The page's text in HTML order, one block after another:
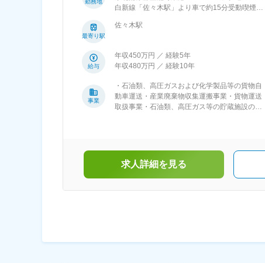
勤務地
白新線「佐々木駅」より車で約15分受動喫煙対
最寄り駅
佐々木駅
給与
年収450万円 ／ 経験5年
年収480万円 ／ 経験10年
事業
・石油類、高圧ガスおよび化学製品等の貨物自
動車運送・産業廃棄物収集運搬事業・貨物運送
取扱事業・石油類、高圧ガス等の貯蔵施設の管
その他の設備、施設等の賃貸、売買、仲介およ
び管理など
求人詳細を見る